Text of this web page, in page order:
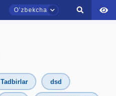
Oʼzbekcha
Tadbirlar dsd